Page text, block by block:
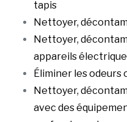
tapis
Nettoyer,
Nettoyer,
appareils
Éliminer les odeurs
Nettoyer,
avec des